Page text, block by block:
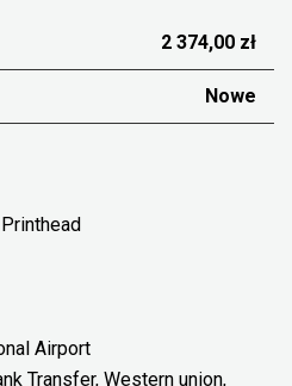
2 374,00 zł
Nowe
Airport
Transfer, Western union,